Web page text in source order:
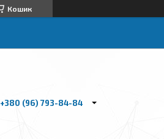
Кошик
+380 (96) 793-84-84